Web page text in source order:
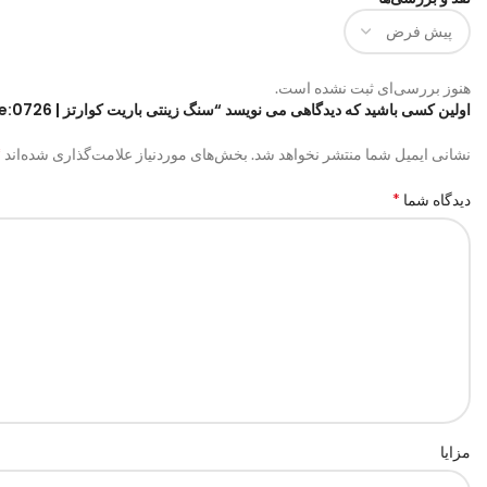
هنوز بررسی‌ای ثبت نشده است.
اولین کسی باشید که دیدگاهی می نویسد “سنگ زینتی باریت کوارتز | code:0726”
نشانی ایمیل شما منتشر نخواهد شد. بخش‌های موردنیاز علامت‌گذاری شده‌اند
دیدگاه شما *
مزایا